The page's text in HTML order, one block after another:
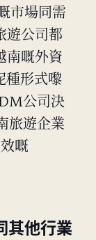
市場同需
遊公司都
南嘅外資
種形式嚟
公司決
旅遊企業
嘅
其他行業